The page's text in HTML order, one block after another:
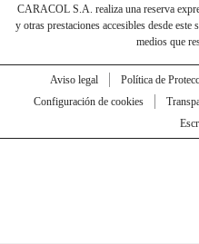
CARACOL S.A. realiza una reserva
y otras prestaciones accesibles desde
medios que
Aviso legal Política de
Configuración de cookies